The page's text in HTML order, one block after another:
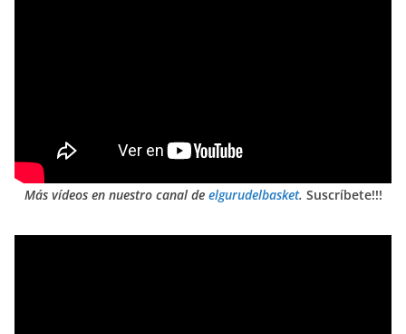
Más vídeos en nuestro canal de elgurudelbasket. Suscríbete!!!